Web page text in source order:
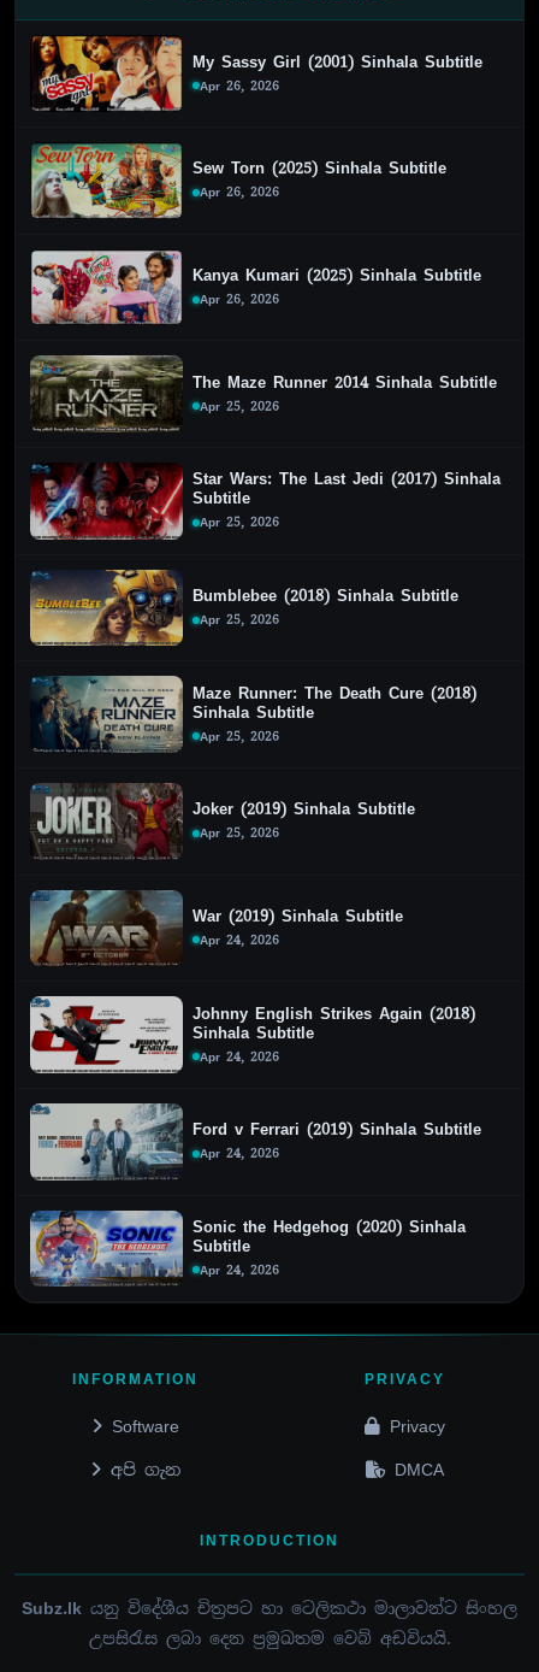
My Sassy Girl (2001) Sinhala Subtitle
Apr 26, 2026
Sew Torn (2025) Sinhala Subtitle
Apr 26, 2026
Kanya Kumari (2025) Sinhala Subtitle
Apr 26, 2026
The Maze Runner 2014 Sinhala Subtitle
Apr 25, 2026
Star Wars: The Last Jedi (2017) Sinhala
Subtitle
Apr 25, 2026
Bumblebee (2018) Sinhala Subtitle
Apr 25, 2026
Maze Runner: The Death Cure (2018)
Sinhala Subtitle
Apr 25, 2026
Joker (2019) Sinhala Subtitle
Apr 25, 2026
War (2019) Sinhala Subtitle
Apr 24, 2026
Johnny English Strikes Again (2018)
Sinhala Subtitle
Apr 24, 2026
Ford v Ferrari (2019) Sinhala Subtitle
Apr 24, 2026
Sonic the Hedgehog (2020) Sinhala
Subtitle
Apr 24, 2026
INFORMATION
Software
අපි ගැන
PRIVACY
Privacy
DMCA
INTRODUCTION
Subz.lk යනු විදේශීය චිත්‍රපට හා ටෙලිකථා මාලාවන්ට සිංහල
උපසිරැස ලබා දෙන ප්‍රමුඛතම වෙබ් අඩවියයි.